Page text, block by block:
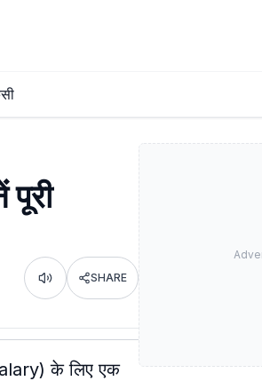
Listen SHARE
के लिए एक